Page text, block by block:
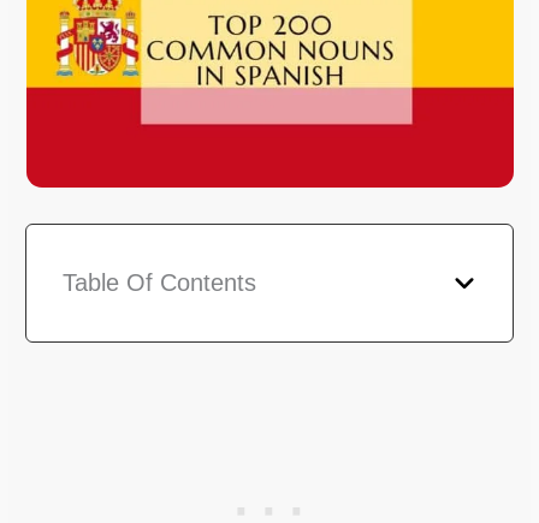
Table Of Contents